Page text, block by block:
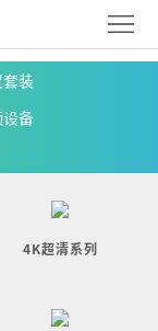
装
备
4K超清系列